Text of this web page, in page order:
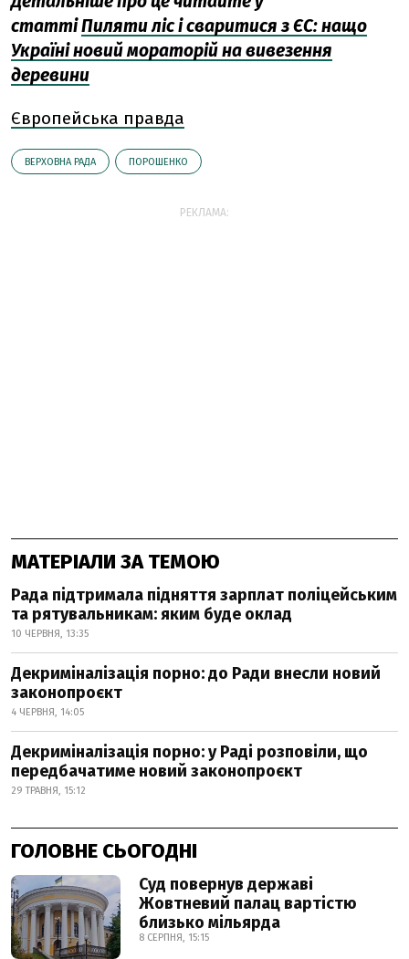
статтіПиляти ліс і сваритися з ЄС: нащо
Україні новий мораторій на вивезення
деревини
Європейська правда
ВЕРХОВНА РАДА ПОРОШЕНКО
РЕКЛАМА:
МАТЕРІАЛИ ЗА ТЕМОЮ
Рада підтримала підняття зарплат поліцейським
та рятувальникам: яким буде оклад
10 ЧЕРВНЯ, 13:35
Декриміналізація порно: до Ради внесли новий
законопроєкт
4 ЧЕРВНЯ, 14:05
Декриміналізація порно: у Раді розповіли, що
передбачатиме новий законопроєкт
29 ТРАВНЯ, 15:12
ГОЛОВНЕ СЬОГОДНІ
Суд повернув державі
Жовтневий палац вартістю
близько мільярда
8 СЕРПНЯ, 15:15